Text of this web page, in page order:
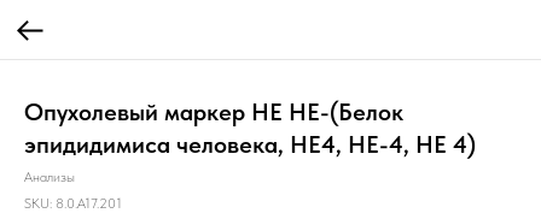
Опухолевый маркер НЕ HE-(Белок
эпидидимиса человека, НЕ4, НЕ-4, НЕ 4)
Анализы
SKU: 8.0.A17.201